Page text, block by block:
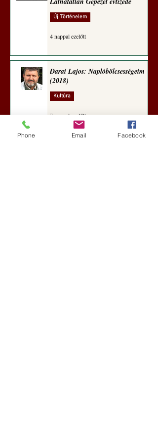
Új Történelem
4 nappal ezelőtt
Darai Lajos: Naplóbölcsességeim
(2018)
Kultúra
7 nappal ezelőtt
Phone Email Facebook